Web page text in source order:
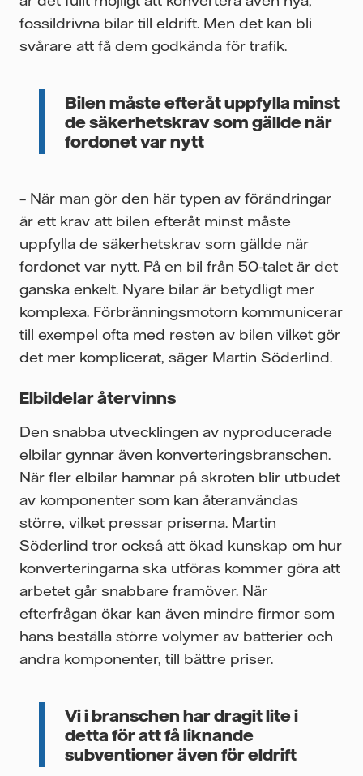
fossildrivna bilar till eldrift. Men det kan bli
svårare att få dem godkända för trafik.
Bilen måste efteråt uppfylla minst
de säkerhetskrav som gällde när
fordonet var nytt
– När man gör den här typen av förändringar
är ett krav att bilen efteråt minst måste
uppfylla de säkerhetskrav som gällde när
fordonet var nytt. På en bil från 50-talet är det
ganska enkelt. Nyare bilar är betydligt mer
komplexa. Förbränningsmotorn kommunicerar
till exempel ofta med resten av bilen vilket gör
det mer komplicerat, säger Martin Söderlind.
Elbildelar återvinns
Den snabba utvecklingen av nyproducerade
elbilar gynnar även konverteringsbranschen.
När fler elbilar hamnar på skroten blir utbudet
av komponenter som kan återanvändas
större, vilket pressar priserna. Martin
Söderlind tror också att ökad kunskap om hur
konverteringarna ska utföras kommer göra att
arbetet går snabbare framöver. När
efterfrågan ökar kan även mindre firmor som
hans beställa större volymer av batterier och
andra komponenter, till bättre priser.
Vi i branschen har dragit lite i
detta för att få liknande
subventioner även för eldrift